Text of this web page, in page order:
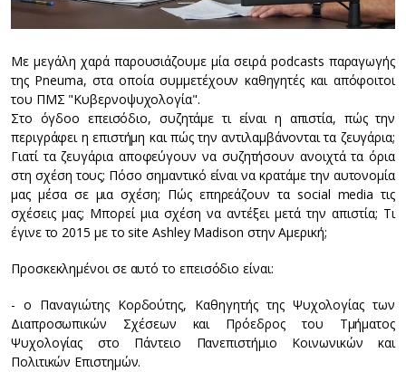
Με μεγάλη χαρά παρουσιάζουμε μία σειρά podcasts παραγωγής
της Pneuma, στα οποία συμμετέχουν καθηγητές και απόφοιτοι
του ΠΜΣ "Κυβερνοψυχολογία".
Στο όγδοο επεισόδιο, συζητάμε τι είναι η απιστία, πώς την
περιγράφει η επιστήμη και πώς την αντιλαμβάνονται τα ζευγάρια;
Γιατί τα ζευγάρια αποφεύγουν να συζητήσουν ανοιχτά τα όρια
στη σχέση τους; Πόσο σημαντικό είναι να κρατάμε την αυτονομία
μας μέσα σε μια σχέση; Πώς επηρεάζουν τα social media τις
σχέσεις μας; Μπορεί μια σχέση να αντέξει μετά την απιστία; Τι
έγινε το 2015 με το site Ashley Madison στην Αμερική;
Προσκεκλημένοι σε αυτό το επεισόδιο είναι:
- ο Παναγιώτης Κορδούτης, Καθηγητής της Ψυχολογίας των
Διαπροσωπικών Σχέσεων και Πρόεδρος του Τμήματος
Ψυχολογίας στο Πάντειο Πανεπιστήμιο Κοινωνικών και
Πολιτικών Επιστημών.